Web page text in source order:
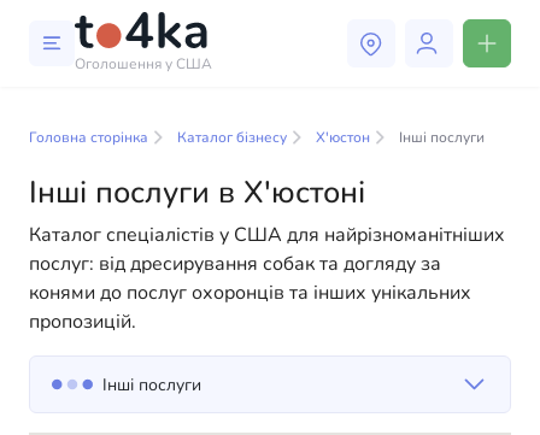
Оголошення у США
У нашому каталозі бізнес-послуг ви знайдете
широкий вибір компаній та спеціалістів, готових
допомогти людям адаптуватися до життя в США. Ми
пропонуємо різноманітні рішення як для фізичних,
так і для юридичних осіб, щоб зробити ваше життя в
Америці більш комфортним та зручним. Від
професійних консультацій до повсякденної
допомоги — у нас є все необхідне для успішного
старту вашого нового життя в США
Головна сторінка Каталог бізнесу Х'юстон Інші послуги
Інші послуги в Х'юстоні
Каталог спеціалістів у США для найрізноманітніших
послуг: від дресирування собак та догляду за
конями до послуг охоронців та інших унікальних
пропозицій.
Інші послуги